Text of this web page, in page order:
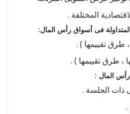
المختلفة .
المتداولة فى أسواق رأس المال:
، طرق تقييمها ) .
، طرق تقييمها ) .
المال :
ذات الجلسة .
.